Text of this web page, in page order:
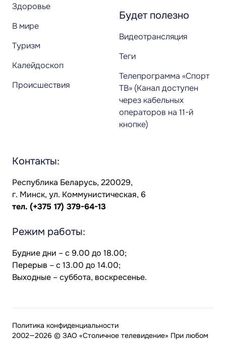
Здоровье
В мире
Туризм
Калейдоскоп
Происшествия
Будет полезно
Видеотрансляция
Теги
Телепрограмма «Спорт
ТВ» (Канал доступен
через кабельных
операторов на 11-й
кнопке)
Контакты:
Республика Беларусь, 220029,
г. Минск, ул. Коммунистическая, 6
тел. (+375 17) 379-64-13
Режим работы:
Будние дни – с 9.00 до 18.00;
Перерыв – с 13.00 до 14.00;
Выходные – суббота, воскресенье.
2002—2026 © ЗАО «Столичное телевидение» При любом
Политика конфиденциальности